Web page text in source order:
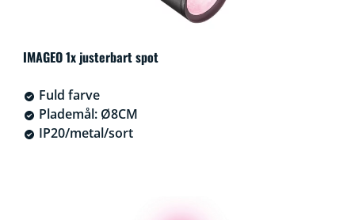
IMAGEO 1x justerbart spot
Fuld farve
Plademål: Ø8CM
IP20/metal/sort